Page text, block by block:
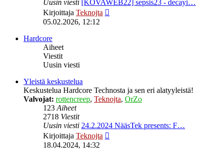
Uusin viesti [KOVAWEB22] sepsis23 - decayi…
Kirjoittaja Teknojta
05.02.2026, 12:12
Hardcore
Aiheet
Viestit
Uusin viesti
Yleistä keskustelua
Keskustelua Hardcore Technosta ja sen eri alatyyleistä!
Valvojat: rottencreep, Teknojta, OrZo
123Aiheet
2718 Viestit
Uusin viesti 24.2.2024 NääsTek presents: F…
Kirjoittaja Teknojta
18.04.2024, 14:32